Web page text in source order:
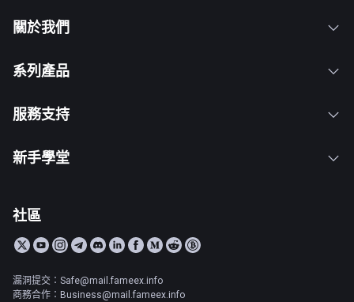
關於我們
系列產品
服務支持
新手學堂
社區
漏洞提交：Safe@mail.fameex.info
商務合作：Business@mail.fameex.info